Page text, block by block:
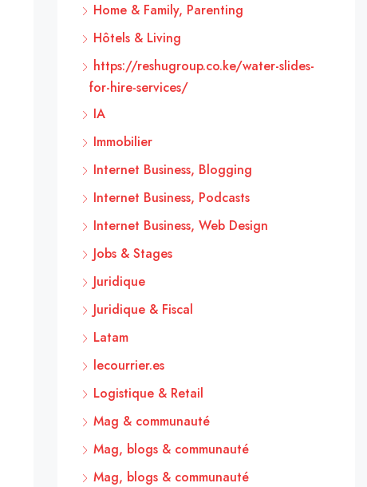
Home & Family, Parenting
Hôtels & Living
https://reshugroup.co.ke/water-slides-
for-hire-services/
IA
Immobilier
Internet Business, Blogging
Internet Business, Podcasts
Internet Business, Web Design
Jobs & Stages
Juridique
Juridique & Fiscal
Latam
lecourrier.es
Logistique & Retail
Mag & communauté
Mag, blogs & communauté
Mag, blogs & communauté